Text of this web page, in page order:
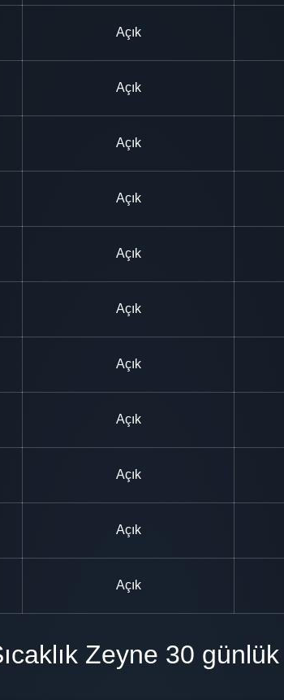
Açık
Açık
Açık
Açık
Açık
Açık
Açık
Açık
Açık
Açık
Açık
Sıcaklık Zeyne 30 günlük